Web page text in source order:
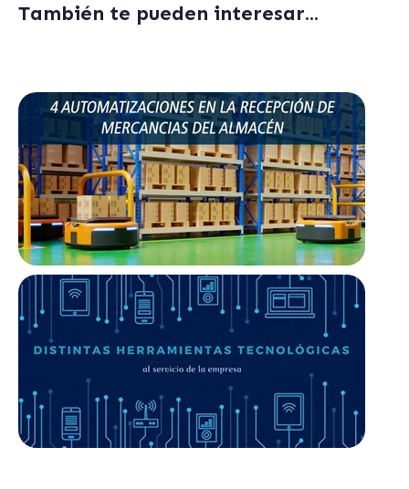
También te pueden interesar...